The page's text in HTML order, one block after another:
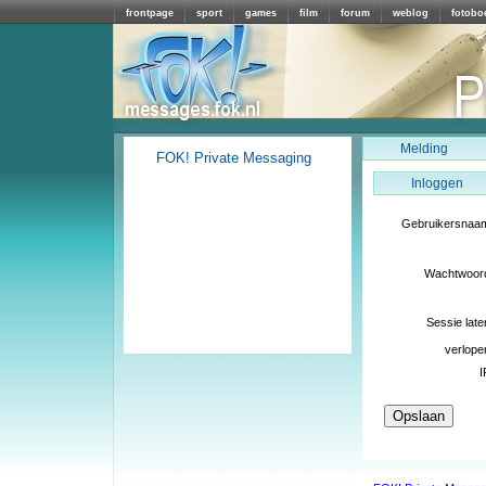
frontpage sport games film forum weblog
Melding
Inloggen
Sessie
FOK! Private Messaging